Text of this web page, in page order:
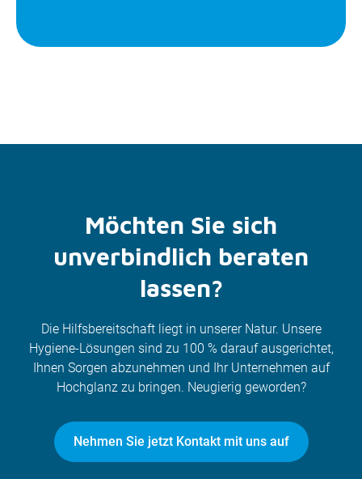
Möchten Sie sich
unverbindlich beraten
lassen?
Die Hilfsbereitschaft liegt in unserer Natur. Unsere
Hygiene-Lösungen sind zu 100 % darauf ausgerichtet,
Ihnen Sorgen abzunehmen und Ihr Unternehmen auf
Hochglanz zu bringen. Neugierig geworden?
Nehmen Sie jetzt Kontakt mit uns auf